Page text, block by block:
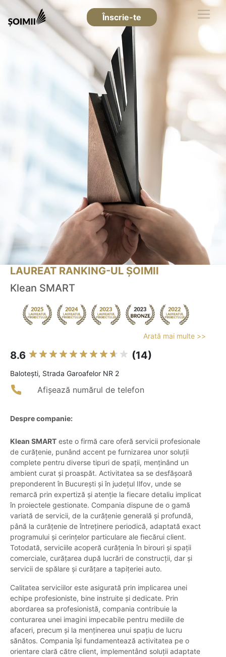
Înscrie-te
LAUREAT RANKING-UL ȘOIMII
Klean SMART
Arată mai multe >>
8.6 (14)
Baloteşti, Strada Garoafelor NR 2
Afișează numărul de telefon
Despre companie:
Klean SMART este o firmă care oferă servicii profesionale
de curățenie, punând accent pe furnizarea unor soluții
complete pentru diverse tipuri de spații, menținând un
ambient curat și proaspăt. Activitatea sa se desfășoară
preponderent în București și în județul Ilfov, unde se
remarcă prin expertiză și atenție la fiecare detaliu implicat
în proiectele gestionate. Compania dispune de o gamă
variată de servicii, de la curățenie generală și profundă,
până la curățenie de întreținere periodică, adaptată exact
programului și cerințelor particulare ale fiecărui client.
Totodată, serviciile acoperă curățenia în birouri și spații
comerciale, curățarea după lucrări de construcții, dar și
servicii de spălare și curățare a tapițeriei auto.
Calitatea serviciilor este asigurată prin implicarea unei
echipe profesioniste, bine instruite și dedicate. Prin
abordarea sa profesionistă, compania contribuie la
conturarea unei imagini impecabile pentru mediile de
afaceri, precum și la menținerea unui spațiu de lucru
sănătos. Compania își fundamentează activitatea pe o
orientare clară către client, implementând soluții adaptate